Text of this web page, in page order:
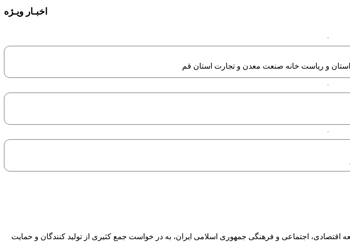
اخبـار ویـژه
و ریاست خانه صنعت معدن و تجارت استان قم
بخش خصوصی و بر اساس تبصره ۴۱ قانون برنامه دوم توسعه اقتصادی، اجتماعی و فرهنگی جمهوری اسلامی ایران، به در خواست جمع کثیری از تولید کنندگان و حمایت